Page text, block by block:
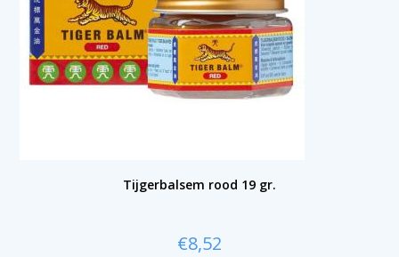
Tijgerbalsem rood 19 gr.
€8,52